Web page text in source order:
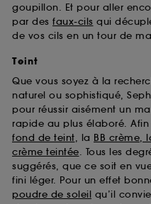
goupillon. Et pour aller
par des faux-cils qui
de vos cils en un tour de
Teint
Que vous soyez à la
naturel ou sophistiqué,
pour réussir aisément un
rapide au plus élaboré. Afin
fond de teint, la BB crème,
crème teintée. Tous les
suggérés, que ce soit en
fini léger. Pour un effet
poudre de soleil qu’il